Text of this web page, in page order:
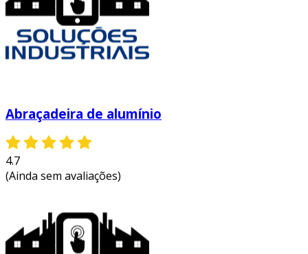
Abraçadeira de alumínio
4.7
(Ainda sem avaliações)